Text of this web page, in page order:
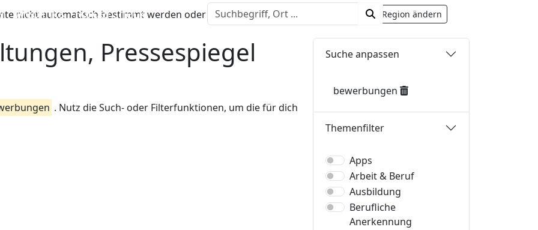
Weblinks FörderCheck
nicht automatisch bestimmt werden oder sie liegt außerhalb von Deutschland. Region ändern
Pressespiegel
. Nutz die Such- oder Filterfunktionen, um die für dich
Suche anpassen
bewerbungen
Themenfilter
Apps
Arbeit & Beruf
Ausbildung
Berufliche
Anerkennung